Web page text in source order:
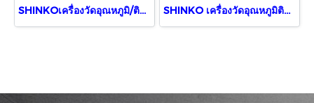
SHINKOเครื่องวัดอุณหภูมิ/ติดแผง JIR-301-M, BK, P24 SHINKO เครื่องวัดอุณหภูมิติดแผง JIR-301-M, 1, BK, TA(0-20)